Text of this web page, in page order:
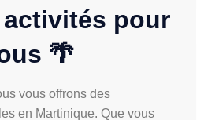
pour
🌴
vous offrons des
en Martinique. Que vous